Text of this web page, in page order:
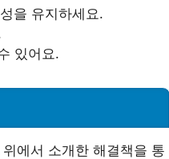
을 유지하세요.
있어요.
에서 소개한 해결책을 통